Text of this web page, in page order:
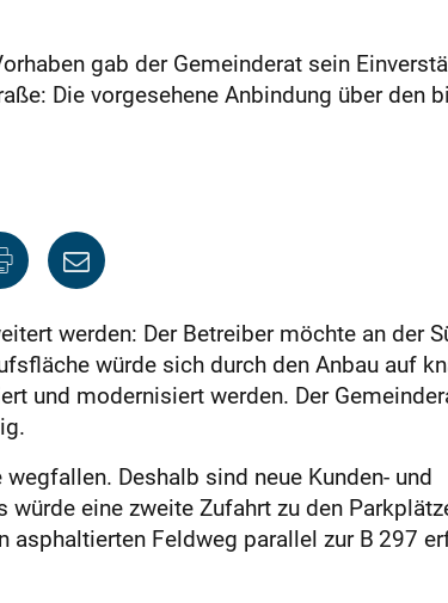
gab der Gemeinderat sein
Die vorgesehene Anbindung über den
werden: Der Betreiber möchte an der
würde sich durch den Anbau auf
und modernisiert werden. Der
Deshalb sind neue Kunden- und
eine zweite Zufahrt zu den
Feldweg parallel zur B 297